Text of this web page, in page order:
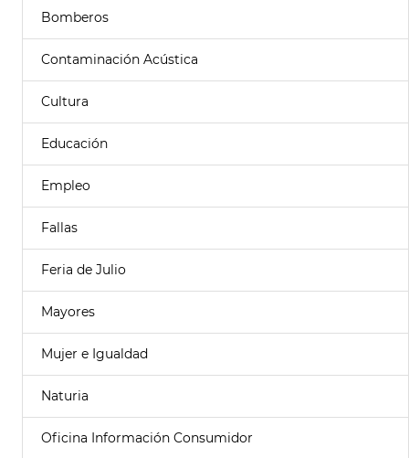
Bomberos
Contaminación Acústica
Cultura
Educación
Empleo
Fallas
Feria de Julio
Mayores
Mujer e Igualdad
Naturia
Oficina Información Consumidor